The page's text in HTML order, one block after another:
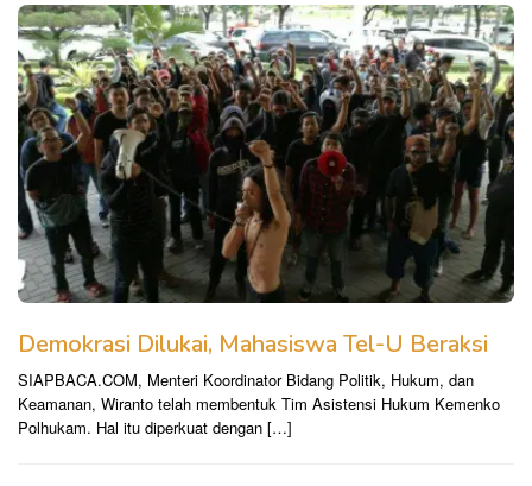
Demokrasi Dilukai, Mahasiswa Tel-U Beraksi
SIAPBACA.COM, Menteri Koordinator Bidang Politik, Hukum, dan
Keamanan, Wiranto telah membentuk Tim Asistensi Hukum Kemenko
Polhukam. Hal itu diperkuat dengan […]